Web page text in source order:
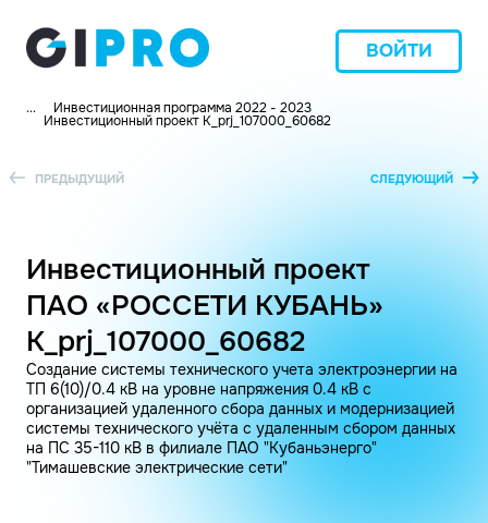
ВОЙТИ
... Инвестиционная программа 2022 - 2023
Инвестиционный проект K_prj_107000_60682
ПРЕДЫДУЩИЙ СЛЕДУЮЩИЙ
Инвестиционный проект
ПАО «РОССЕТИ КУБАНЬ»
K_prj_107000_60682
Создание системы технического учета электроэнергии на
ТП 6(10)/0.4 кВ на уровне напряжения 0.4 кВ с
организацией удаленного сбора данных и модернизацией
системы технического учёта с удаленным сбором данных
на ПС 35-110 кВ в филиале ПАО "Кубаньэнерго"
"Тимашевские электрические сети"